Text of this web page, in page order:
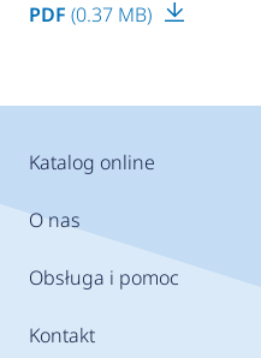
PDF (0.37 MB)
Katalog online
O nas
Obsługa i pomoc
Kontakt